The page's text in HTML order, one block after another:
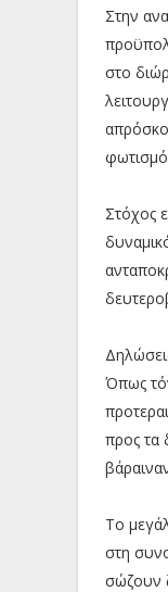
Στην
στο
Στόχος
Όπως
προς τα
Το
στη
σώζουν